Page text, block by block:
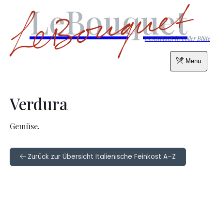
Menu
LeBouquet
Geschmack in voller Blüte
Verdura
Gemüse.
Zurück zur Übersicht Italienische Feinkost A–Z